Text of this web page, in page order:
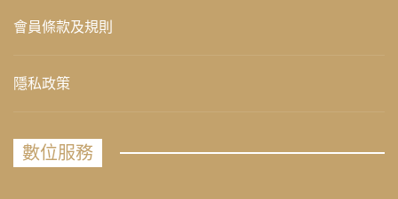
會員條款及規則
隱私政策
數位服務